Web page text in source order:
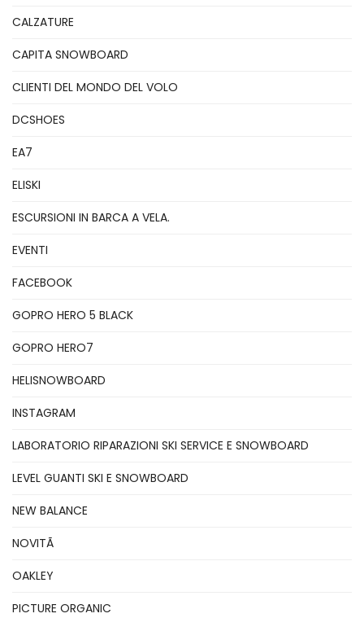
CALZATURE
CAPITA SNOWBOARD
CLIENTI DEL MONDO DEL VOLO
DCSHOES
EA7
ELISKI
ESCURSIONI IN BARCA A VELA.
EVENTI
FACEBOOK
GOPRO HERO 5 BLACK
GOPRO HERO7
HELISNOWBOARD
INSTAGRAM
LABORATORIO RIPARAZIONI SKI SERVICE E SNOWBOARD
LEVEL GUANTI SKI E SNOWBOARD
NEW BALANCE
NOVITÃ
OAKLEY
PICTURE ORGANIC